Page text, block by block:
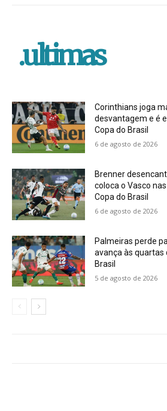
.ultimas
Corinthians joga
desvantagem e é
Copa do Brasil
6 de agosto de 2026
Brenner
coloca o Vasco
Copa do Brasil
6 de agosto de 2026
Palmeiras perde
avança às quartas
Brasil
5 de agosto de 2026